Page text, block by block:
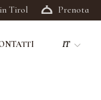
in Tirol Prenota
IT